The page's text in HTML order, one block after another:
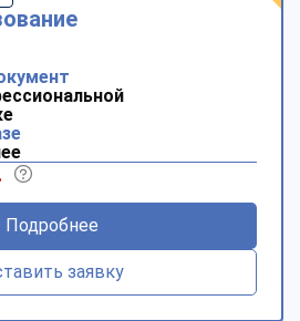
Подробнее
заявку